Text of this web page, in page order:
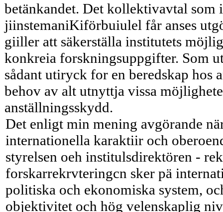
betänkandet. Det kollektivavtal som
jiinstemaniKiförbuiulel får anses
giiller att säkerställa institutets
konkreia forskningsuppgifter. Som
sådant utiryck for en beredskap hos
behov av alt utnyttja vissa
anställningsskydd.
Det enligt min mening avgörande
internationella karaktiir och
styrelsen oeh institulsdirektören -
forskarrekrvteringcn sker pä
politiska och ekonomiska system,
objektivitet och hög velenskaplig